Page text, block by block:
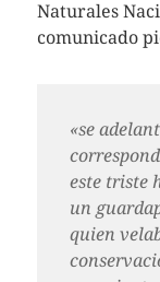
Naturales
comunicado
«se
este triste
un
quien